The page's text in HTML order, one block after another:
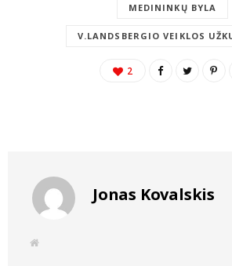
MEDININKŲ BYLA
V.LANDSBERGIO VEIKLOS
2
Jonas Kovalskis
W